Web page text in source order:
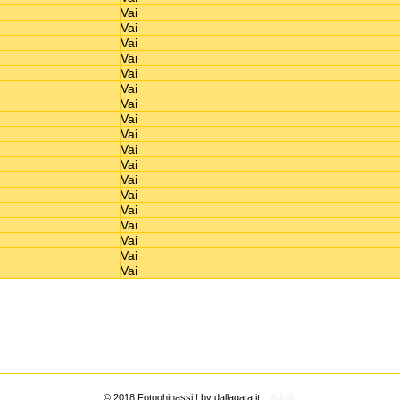
Vai
Vai
Vai
Vai
Vai
Vai
Vai
Vai
Vai
Vai
Vai
Vai
Vai
Vai
Vai
Vai
Vai
Vai
© 2018 Fotoghinassi | by dallagata.it